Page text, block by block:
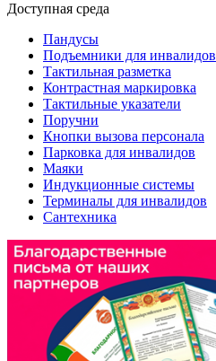
Доступная среда
Пандусы
Подъемники для инвалидов
Тактильная разметка
Контрастная маркировка
Тактильные указатели
Поручни
Кнопки вызова персонала
Парковка для инвалидов
Маяки
Индукционные системы
Терминалы для инвалидов
Сантехника